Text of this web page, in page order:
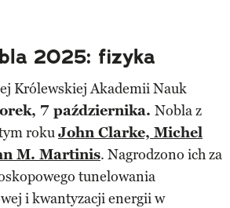
2025: fizyka
Królewskiej Akademii Nauk
7 października. Nobla z
rokuJohn Clarke, Michel
M. Martinis. Nagrodzono ich za
tunelowania
i kwantyzacji energii w